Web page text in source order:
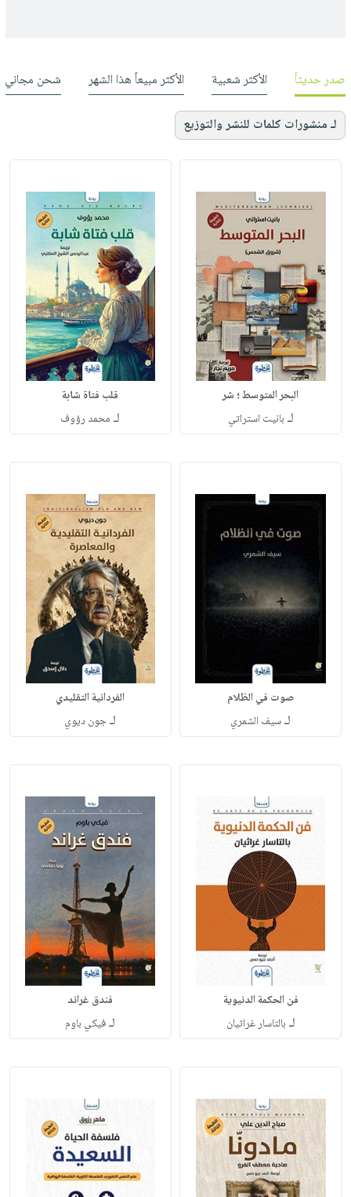
صدر حديثاً الأكثر شعبية الأكثر مبيعاً هذا الشهر شحن مجاني
لـ منشورات كلمات للنشر والتوزيع
البحر المتوسط ؛ شر
لـ بانيت استراتي
قلب فتاة شابة
لـ محمد رؤوف
صوت في الظلام
لـسيف الشمري
الفردانية التقليدي
لـجون ديوي
فن الحكمة الدنيوية
لـ بالتاسار غراثيان
فندق غراند
لـفيكي باوم